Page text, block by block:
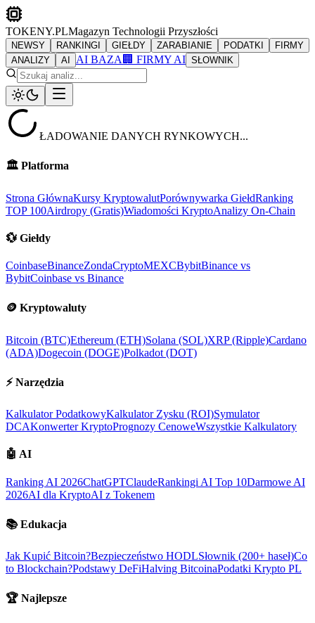
TOKENY.PLMagazyn Technologii Przyszłości
NEWSY RANKINGI GIEŁDY ZARABIANIE PODATKI
FIRMY
ANALIZY
AI AI BAZA 🏢 FIRMY AI SŁOWNIK
ŁADOWANIE DANYCH RYNKOWYCH...
🏛️ Platforma
Strona GłównaKursy KryptowalutPorównywarka GiełdRanking
TOP 100Airdropy (Gratis)Wiadomości KryptoAnalizy On-Chain
💱 Giełdy
CoinbaseBinanceZondaCryptoMEXCBybitBinance vs
BybitCoinbase vs Binance
🪙 Kryptowaluty
Bitcoin (BTC)Ethereum (ETH)Solana (SOL)XRP (Ripple)Cardano
(ADA)Dogecoin (DOGE)Polkadot (DOT)
⚡ Narzędzia
Kalkulator PodatkowyKalkulator Zysku (ROI)Symulator
DCAKonwerter KryptoPrognozy CenoweWszystkie Kalkulatory
🤖 AI
Ranking AI 2026ChatGPTClaudeRankingi AI Top 10Darmowe AI
2026AI dla KryptoAI z Tokenem
📚 Edukacja
Jak Kupić Bitcoin?Bezpieczeństwo HODLSłownik (200+ haseł)Co
to Blockchain?Podstawy DeFiHalving BitcoinaPodatki Krypto PL
🏆 Najlepsze